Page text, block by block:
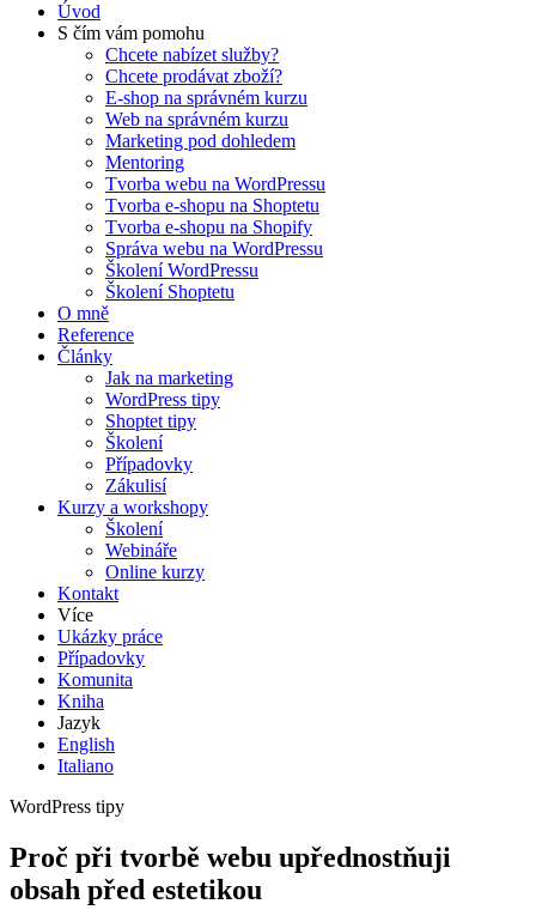
Úvod
S čím vám pomohu
Chcete nabízet služby?
Chcete prodávat zboží?
E-shop na správném kurzu
Web na správném kurzu
Marketing pod dohledem
Mentoring
Tvorba webu na WordPressu
Tvorba e-shopu na Shoptetu
Tvorba e-shopu na Shopify
Správa webu na WordPressu
Školení WordPressu
Školení Shoptetu
O mně
Reference
Články
Jak na marketing
WordPress tipy
Shoptet tipy
Školení
Případovky
Zákulisí
Kurzy a workshopy
Školení
Webináře
Online kurzy
Kontakt
Více
Ukázky práce
Případovky
Komunita
Kniha
Jazyk
English
Italiano
WordPress tipy
Proč při tvorbě webu upřednostňuji
obsah před estetikou